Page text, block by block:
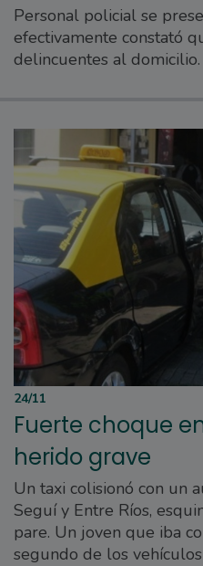
Personal policial se
efectivamente constató
delincuentes al domicilio.
24/11
Fuerte choque
herido grave
Un taxi colisionó con un
Seguí y Entre Ríos,
pare. Un joven que iba
segundo de los